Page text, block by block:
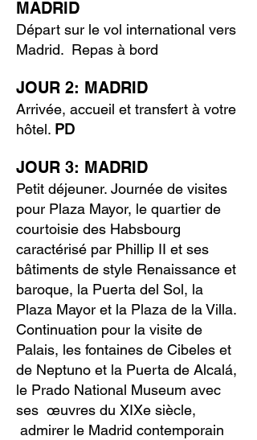
MADRID
Départ sur le vol international vers
Madrid. Repas à bord
JOUR 2: MADRID
Arrivée, accueil et transfert à votre
hôtel. PD
JOUR 3: MADRID
Petit déjeuner. Journée de visites
pour Plaza Mayor, le quartier de
courtoisie des Habsbourg
caractérisé par Phillip II et ses
bâtiments de style Renaissance et
baroque, la Puerta del Sol, la
Plaza Mayor et la Plaza de la Villa.
Continuation pour la visite de
Palais, les fontaines de Cibeles et
de Neptuno et la Puerta de Alcalá,
le Prado National Museum avec
ses œuvres du XIXe siècle,
admirer le Madrid contemporain